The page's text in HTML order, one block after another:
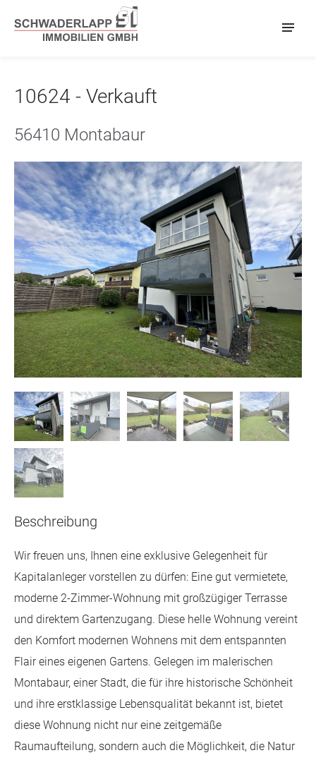
10624 - Verkauft
56410 Montabaur
Beschreibung
Wir freuen uns, Ihnen eine exklusive Gelegenheit für
Kapitalanleger vorstellen zu dürfen: Eine gut vermietete,
moderne 2-Zimmer-Wohnung mit großzügiger Terrasse
und direktem Gartenzugang. Diese helle Wohnung vereint
den Komfort modernen Wohnens mit dem entspannten
Flair eines eigenen Gartens. Gelegen im malerischen
Montabaur, einer Stadt, die für ihre historische Schönheit
und ihre erstklassige Lebensqualität bekannt ist, bietet
diese Wohnung nicht nur eine zeitgemäße
Raumaufteilung, sondern auch die Möglichkeit, die Natur